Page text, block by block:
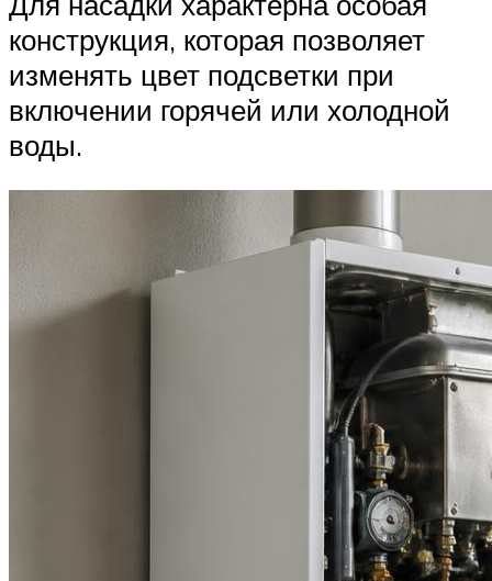
конструкция, которая позволяет
изменять цвет подсветки при
включении горячей или холодной
воды.